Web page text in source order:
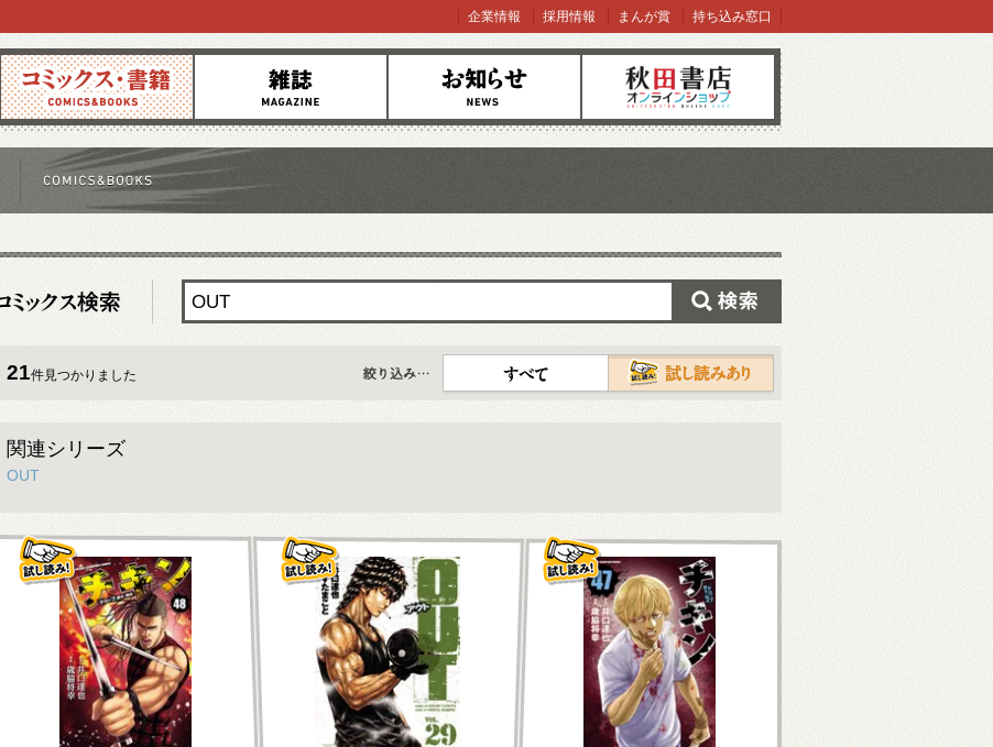
コミックス 雑誌 お知らせ オンラインショップ
企業情報 採用情報 まんが賞 持ち込み窓口
21件見つかりました
すべて
関連シリーズ
OUT